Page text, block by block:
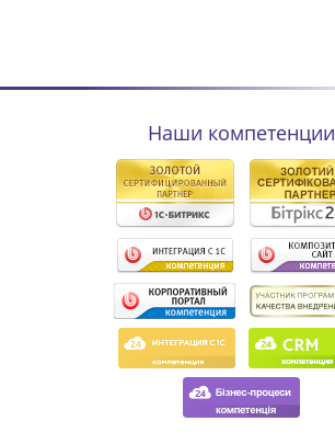
Наши компетенции